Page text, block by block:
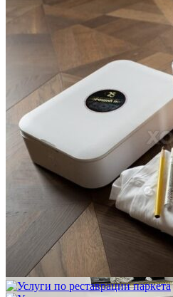
Услуги по реставрации паркета
Блог
Интересные статьи о паркете